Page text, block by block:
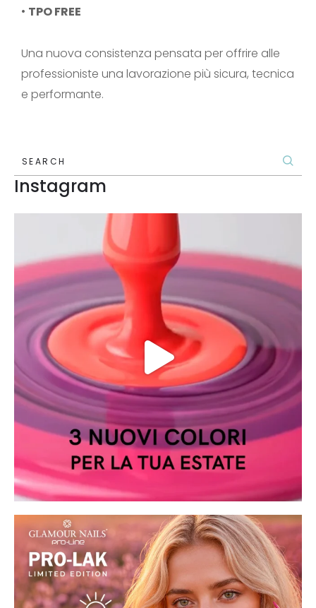
• TPO FREE
Una nuova consistenza pensata per offrire alle
professioniste una lavorazione più sicura, tecnica
e performante.
SEARCH
Instagram